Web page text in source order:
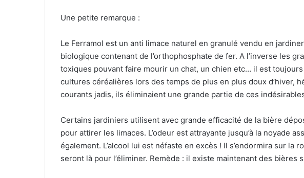
Une petite remarque :
Le Ferramol est un anti limace naturel en granulé vendu en
biologique contenant de l’orthophosphate de fer. A l’inverse les
toxiques pouvant faire mourir un chat, un chien etc… il est
cultures céréalières lors des temps de plus en plus doux d’hiver,
courants jadis, ils éliminaient une grande partie de ces
Certains jardiniers utilisent avec grande efficacité de la bière
pour attirer les limaces. L’odeur est attrayante jusqu’à la noyade
également. L’alcool lui est néfaste en excès ! Il s’endormira sur la
seront là pour l’éliminer. Remède : il existe maintenant des bières